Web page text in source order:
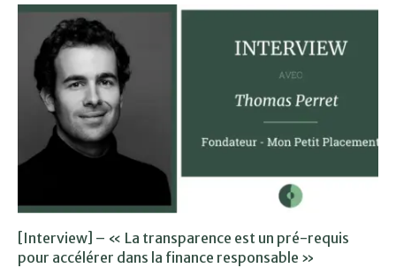
[Interview] – « La transparence est un pré-requis
pour accélérer dans la finance responsable »